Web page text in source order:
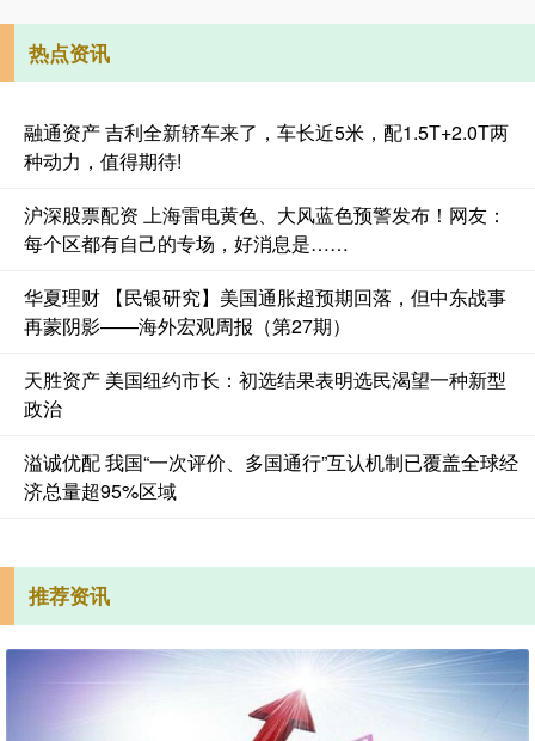
热点资讯
融通资产 吉利全新轿车来了，车长近5米，配1.5T+2.0T两
种动力，值得期待!
沪深股票配资 上海雷电黄色、大风蓝色预警发布！网友：
每个区都有自己的专场，好消息是……
华夏理财 【民银研究】美国通胀超预期回落，但中东战事
再蒙阴影——海外宏观周报（第27期）
天胜资产 美国纽约市长：初选结果表明选民渴望一种新型
政治
溢诚优配 我国“一次评价、多国通行”互认机制已覆盖全球经
济总量超95%区域
推荐资讯